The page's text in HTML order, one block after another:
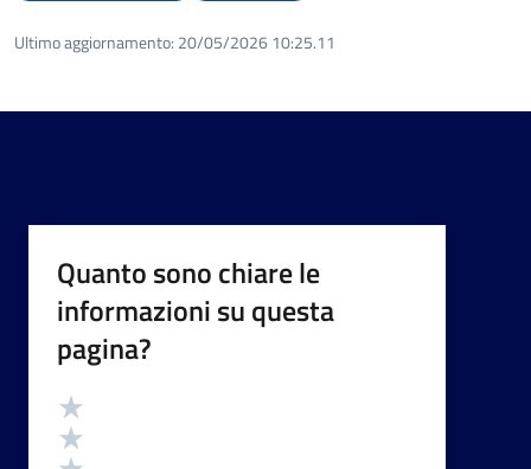
Ultimo aggiornamento: 20/05/2026 10:25.11
Quanto sono chiare le
informazioni su questa
pagina?
Valutazione